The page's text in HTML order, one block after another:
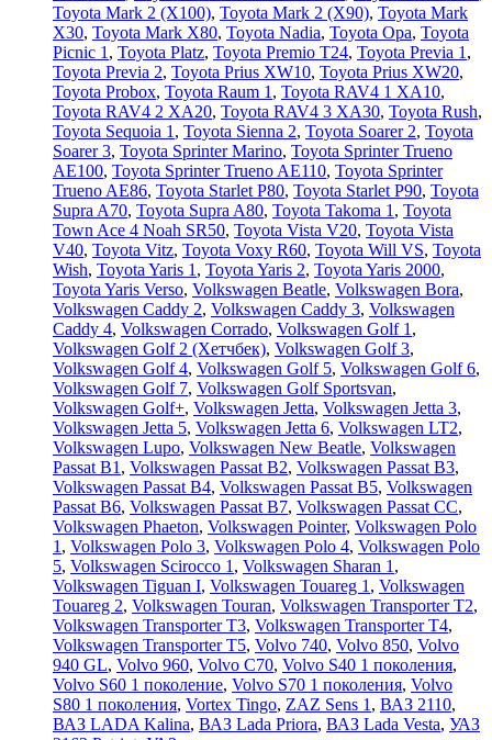
Toyota Mark 2 (Х100), Toyota Mark 2 (Х90), Toyota Mark
X30, Toyota Mark X80, Toyota Nadia, Toyota Opa, Toyota
Picnic 1 , Toyota Platz, Toyota Premio T24, Toyota Previa 1 ,
Toyota Previa 2, Toyota Prius XW10, Toyota Prius XW20,
Toyota Probox, Toyota Raum 1 , Toyota RAV4 1 XA10,
Toyota RAV4 2 XA20, Toyota RAV4 3 XA30, Toyota Rush,
Toyota Sequoia 1 , Toyota Sienna 2, Toyota Soarer 2, Toyota
Soarer 3, Toyota Sprinter Marino, Toyota Sprinter Trueno
AE100, Toyota Sprinter Trueno AE110, Toyota Sprinter
Trueno AE86, Toyota Starlet P80, Toyota Starlet P90, Toyota
Supra A70, Toyota Supra A80, Toyota Takoma 1 , Toyota
Town Ace 4 Noah SR50, Toyota Vista V20, Toyota Vista
V40, Toyota Vitz, Toyota Voxy R60, Toyota Will VS, Toyota
Wish, Toyota Yaris 1 , Toyota Yaris 2, Toyota Yaris 2000,
Toyota Yaris Verso, Volkswagen Beatle, Volkswagen Bora,
Volkswagen Caddy 2, Volkswagen Caddy 3, Volkswagen
Caddy 4, Volkswagen Corrado, Volkswagen Golf 1 ,
Volkswagen Golf 2 (Хетчбек), Volkswagen Golf 3,
Volkswagen Golf 4, Volkswagen Golf 5, Volkswagen Golf 6,
Volkswagen Golf 7, Volkswagen Golf Sportsvan,
Volkswagen Golf+, Volkswagen Jetta, Volkswagen Jetta 3,
Volkswagen Jetta 5, Volkswagen Jetta 6, Volkswagen LT2,
Volkswagen Lupo, Volkswagen New Beatle, Volkswagen
Passat B1 , Volkswagen Passat B2, Volkswagen Passat B3,
Volkswagen Passat B4, Volkswagen Passat B5, Volkswagen
Passat B6, Volkswagen Passat B7, Volkswagen Passat CC,
Volkswagen Phaeton, Volkswagen Pointer, Volkswagen Polo
1 , Volkswagen Polo 3, Volkswagen Polo 4, Volkswagen Polo
5, Volkswagen Scirocco 1 , Volkswagen Sharan 1 ,
Volkswagen Tiguan I, Volkswagen Touareg 1 , Volkswagen
Touareg 2, Volkswagen Touran, Volkswagen Transporter T2,
Volkswagen Transporter T3, Volkswagen Transporter T4,
Volkswagen Transporter T5, Volvo 740, Volvo 850, Volvo
940 GL, Volvo 960, Volvo C70, Volvo S40 1 поколения,
Volvo S60 1 поколение, Volvo S70 1 поколения, Volvo
S80 1 поколения, Vortex Tingo, ZAZ Sens 1 , ВАЗ 2110,
ВАЗ LADA Kalina, ВАЗ Lada Priora, ВАЗ Lada Vesta, УАЗ